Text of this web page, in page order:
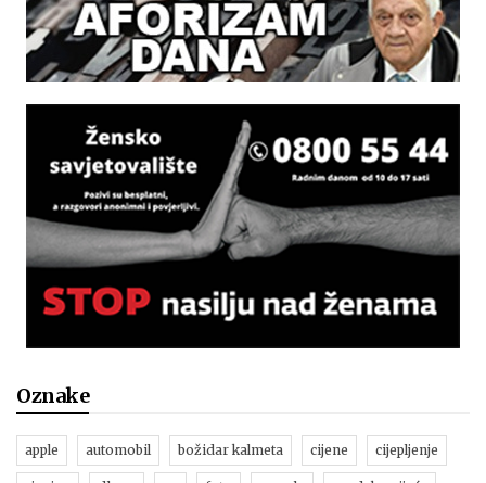
Oznake
apple automobil božidar kalmeta cijene cijepljenje